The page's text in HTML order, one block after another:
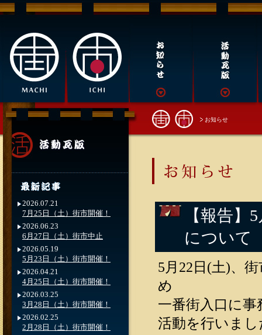
お知らせ
【報告
について
5月22日(土)、
め
一番街入口に
活動を行いまし
2026.07.21
7月25日（土）街市開催！
2026.06.23
6月27日（土）街市中止
2026.05.19
5月23日（土）街市開催！
2026.04.21
4月25日（土）街市開催！
2026.03.25
3月28日（土）街市開催！
2026.02.25
2月28日（土）街市開催！